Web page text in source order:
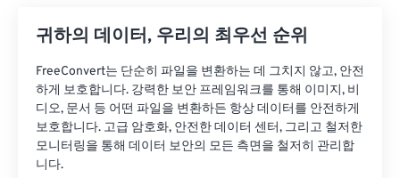
귀하의 데이터, 우리의 최우선 순위
FreeConvert는 단순히 파일을 변환하는 데 그치지 않고, 안전
하게 보호합니다. 강력한 보안 프레임워크를 통해 이미지, 비
디오, 문서 등 어떤 파일을 변환하든 항상 데이터를 안전하게
보호합니다. 고급 암호화, 안전한 데이터 센터, 그리고 철저한
모니터링을 통해 데이터 보안의 모든 측면을 철저히 관리합
니다.